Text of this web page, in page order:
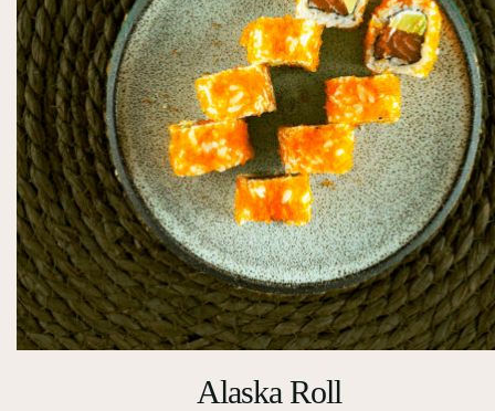
Alaska Roll